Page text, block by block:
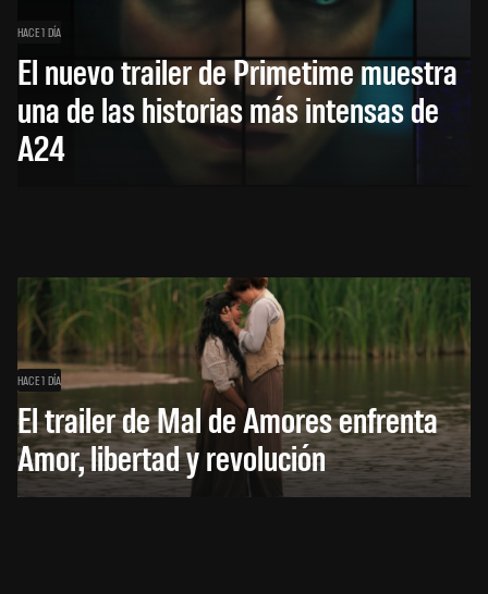
HACE 1 DÍA
El nuevo trailer de Primetime muestra
una de las historias más intensas de
A24
HACE 1 DÍA
El trailer de Mal de Amores enfrenta
Amor, libertad y revolución